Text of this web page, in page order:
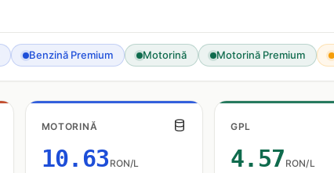
Benzină Premium Motorină Motorină Premium
MOTORINĂ
10.63 RON/L
GPL
4.57 RON/L